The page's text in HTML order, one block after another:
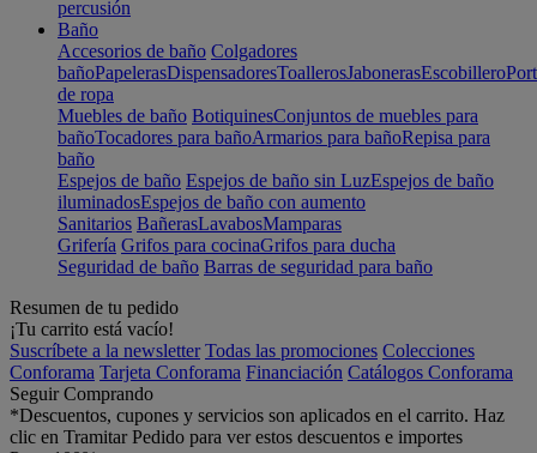
percusión
Baño
Accesorios de baño Colgadores
bañoPapelerasDispensadoresToallerosJabonerasEscobillero
de ropa
Muebles de baño BotiquinesConjuntos de muebles para
bañoTocadores para bañoArmarios para bañoRepisa para
baño
Espejos de baño Espejos de baño sin LuzEspejos de baño
iluminadosEspejos de baño con aumento
Sanitarios BañerasLavabosMamparas
Grifería Grifos para cocinaGrifos para ducha
Seguridad de baño Barras de seguridad para baño
Resumen de tu pedido
¡Tu carrito está vacío!
Suscríbete a la newsletter Todas las promociones Colecciones
Conforama Tarjeta Conforama Financiación Catálogos Conforama
Seguir Comprando
*Descuentos, cupones y servicios son aplicados en el carrito. Haz
clic en Tramitar Pedido para ver estos descuentos e importes